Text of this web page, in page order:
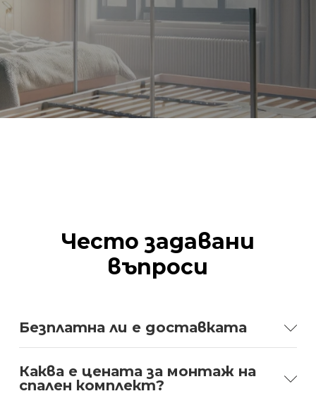
Често задавани
въпроси
Безплатна ли е доставката
Каква е цената за монтаж на
спален комплект?